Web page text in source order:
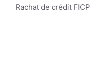
Rachat de crédit FICP